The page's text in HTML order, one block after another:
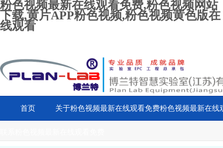
粉色视频最新在线观看免费,粉色视频网站
下载,黄片APP粉色视频,粉色视频黄色版在
线观看
首页 关于粉色视频最新在线观看免费粉色视频最新在线